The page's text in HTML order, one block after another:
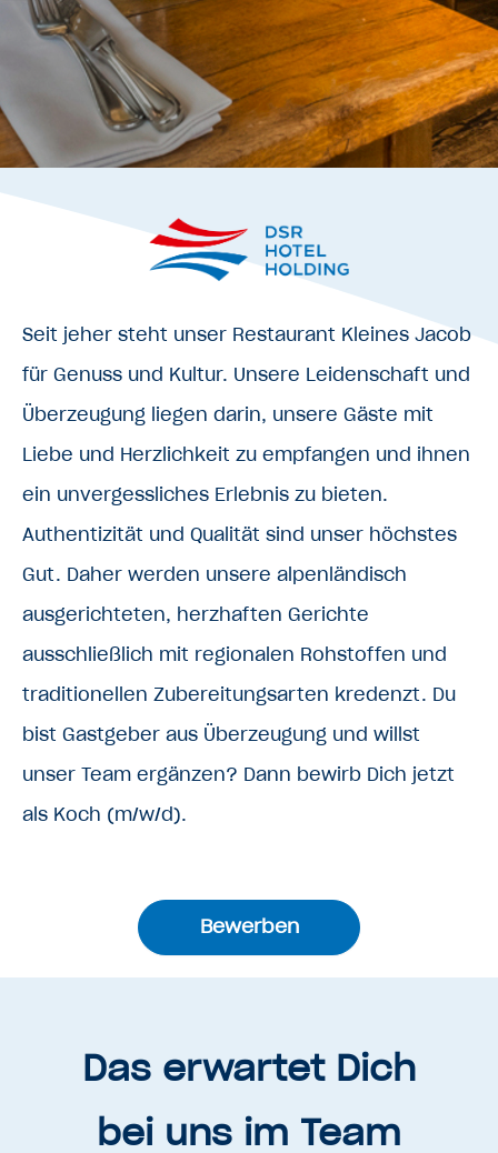
Seit jeher steht unser Restaurant Kleines Jacob
für Genuss und Kultur. Unsere Leidenschaft und
Überzeugung liegen darin, unsere Gäste mit
Liebe und Herzlichkeit zu empfangen und ihnen
ein unvergessliches Erlebnis zu bieten.
Authentizität und Qualität sind unser höchstes
Gut. Daher werden unsere alpenländisch
ausgerichteten, herzhaften Gerichte
ausschließlich mit regionalen Rohstoffen und
traditionellen Zubereitungsarten kredenzt. Du
bist Gastgeber aus Überzeugung und willst
unser Team ergänzen? Dann bewirb Dich jetzt
als Koch (m/w/d).
Bewerben
Das erwartet Dich
bei uns im Team